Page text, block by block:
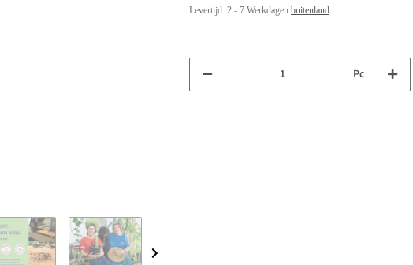
Levertijd: 2 - 7 Werkdagen buitenland
Pc